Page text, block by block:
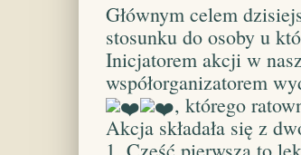
Głównym celem
stosunku do osoby u
Inicjatorem akcji w
współorganizatorem
, którego
Akcja składała się z